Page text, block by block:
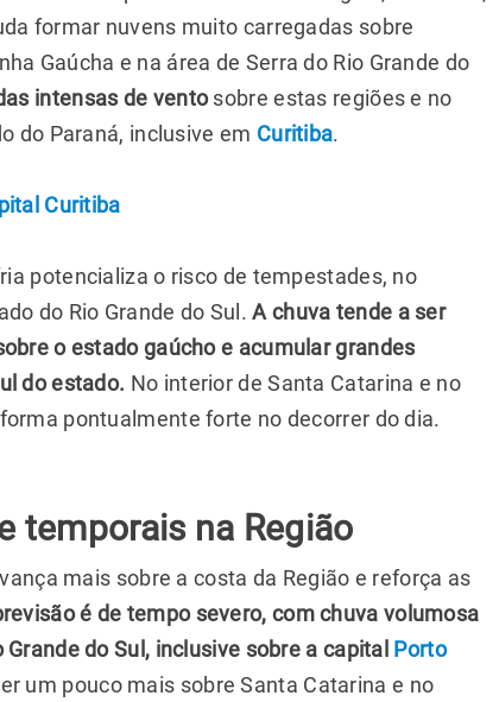
formar nuvens muito carregadas sobre
Gaúcha e na área de Serra do Rio Grande do
intensas de ventosobre estas regiões e no
do Paraná, inclusive em Curitiba.
Curitiba
potencializa o risco de tempestades, no
do Rio Grande do Sul.A chuva tende a ser
o estado gaúcho e acumular grandes
do estado. No interior de Santa Catarina e no
pontualmente forte no decorrer do dia.
temporais na Região
mais sobre a costa da Região e reforça as
é de tempo severo, com chuva volumosa
do Sul, inclusive sobre a capital Porto
um pouco mais sobre Santa Catarina e no